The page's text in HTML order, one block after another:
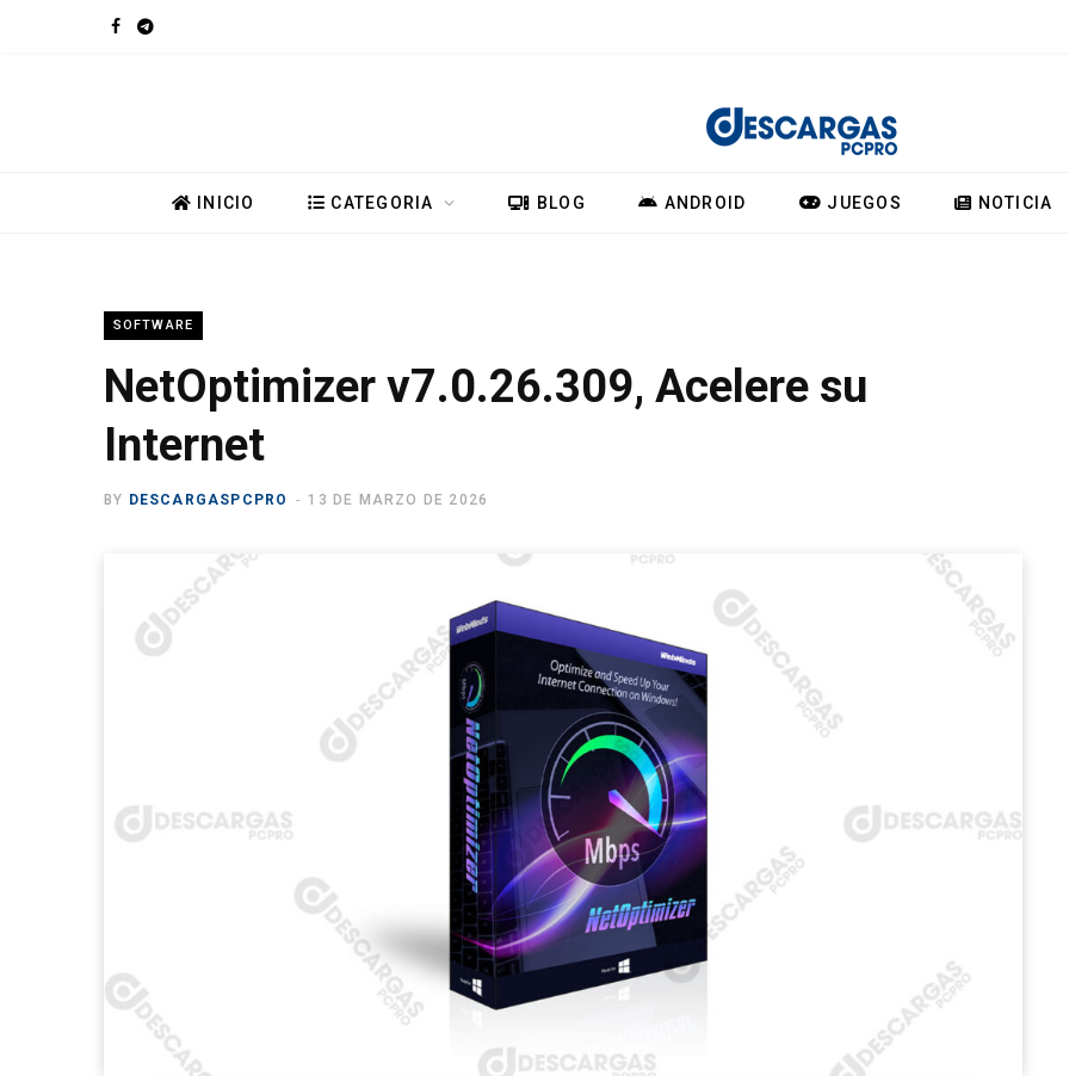
F
o
k
T
a
m
INICIO CATEGORIA BLOG ANDROID JUEGOS NOTICIA
SOFTWARE
NetOptimizer v7.0.26.309, Acelere su
Internet
BY DESCARGASPCPRO 13 DE MARZO DE 2026